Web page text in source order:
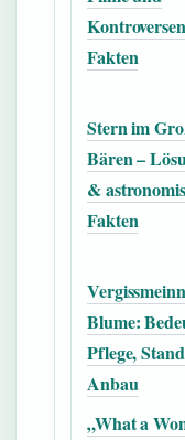
Fakten
Stern im
Bären –
&
Fakten
Blume:
Pflege,
Anbau
„What a